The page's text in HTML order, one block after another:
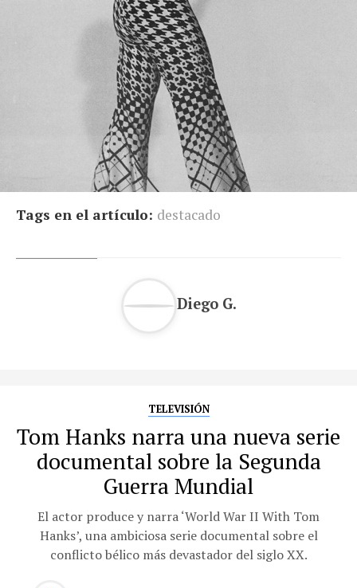
Tags en el artículo: destacado
Diego G.
TELEVISIÓN
Tom Hanks narra una nueva serie
documental sobre la Segunda
Guerra Mundial
El actor produce y narra ‘World War II With Tom
Hanks’, una ambiciosa serie documental sobre el
conflicto bélico más devastador del siglo XX.